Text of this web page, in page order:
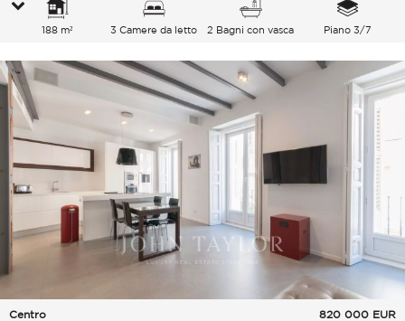
188 m² 3 Camere da letto 2 Bagni con vasca Piano 3/7
Centro
820 000 EUR